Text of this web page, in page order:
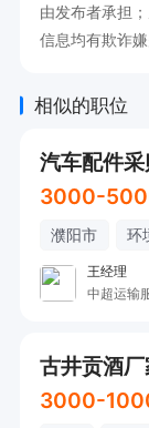
任职要求：
客户进行互动
把握市场动
3.对瓷砖行
知识；
4.具有团队
由发布者承担
信息均有欺诈
相似的职位
汽车配件
3000-
濮阳市 环
王经理
中超运输
3000-